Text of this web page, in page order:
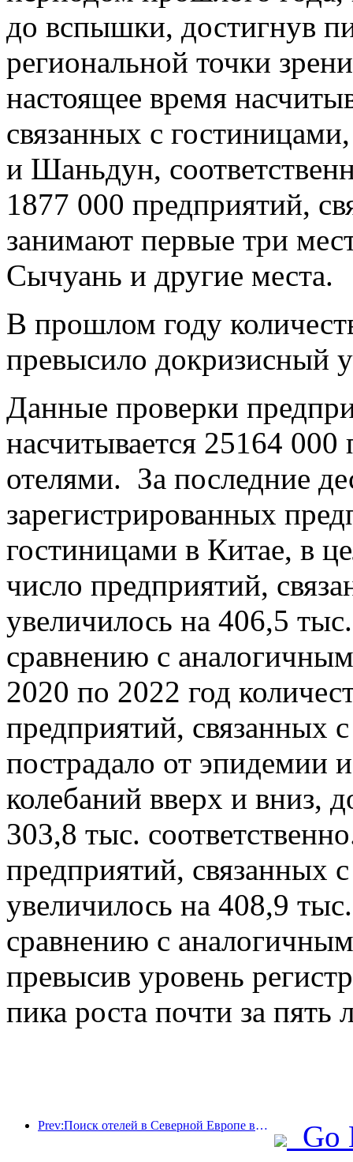
до вспышки, достигнув
региональной точки
настоящее время
связанных с
и Шаньдун,
1877 000 предприятий,
занимают первые три
Сычуань и другие места.
В прошлом году
превысило докризисный
Данные проверки
насчитывается 25164
отелями. За последние
зарегистрированных
гостиницами в Китае, в
число предприятий,
увеличилось на 406,5
сравнению с
2020 по 2022 год
предприятий, связанных
пострадало от эпидемии
колебаний вверх и вниз,
303,8 тыс.
предприятий, связанных
увеличилось на 408,9
сравнению с
превысив уровень
пика роста почти за пять
Prev:Поиск отелей в Северной Европе вырос в 2 раза
Go